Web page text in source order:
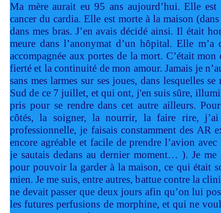
Ma mère aurait eu 95 ans aujourd’hui. Elle est
cancer du cardia. Elle est morte à la maison
dans mes bras. J’en avais décidé ainsi. Il était
meure dans l’anonymat d’un hôpital. Elle
accompagnée aux portes de la mort. C’était
fierté et la continuité de mon amour. Jamais je
sans mes larmes sur ses joues, dans lesquelles
Sud de ce 7 juillet, et qui ont, j'en suis sûre,
pris pour se rendre dans cet autre ailleurs.
côtés, la soigner, la nourrir, la faire rire,
professionnelle, je faisais constamment des AR
encore agréable et facile de prendre l’avion
je sautais dedans au dernier moment… ). Je me
pour pouvoir la garder à la maison, ce qui était
mien. Je me suis, entre autres, battue contre la
ne devait passer que deux jours afin qu’on lui
les futures perfusions de morphine, et qui ne